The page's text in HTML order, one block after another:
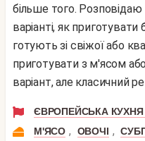
більше того.
варіанті, як приготувати
готують зі свіжої або
приготувати з м'ясом
варіант, але класичний
ЄВРОПЕЙСЬКА КУХНЯ
М'ЯСО , ОВОЧІ ,